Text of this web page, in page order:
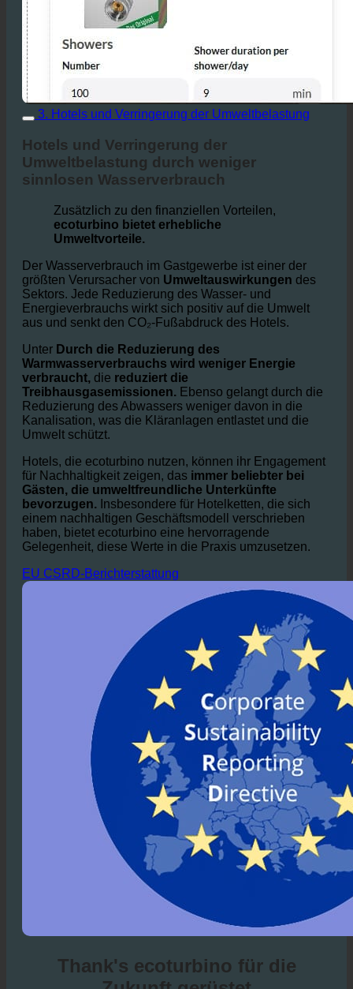
3. Hotels und Verringerung der Umweltbelastung
Hotels und Verringerung der
sinnlosen Wasserverbrauch
ecoturbino bietet erhebliche
Umweltvorteile.
Der Wasserverbrauch im Gastgewerbe ist einer der
größten Verursacher vonUmweltauswirkungen
Sektors. Jede Reduzierung des Wasser- und
Energieverbrauchs wirkt sich positiv auf die Umwelt
aus und senkt den CO₂-Fußabdruck des Hotels.
UnterDurch die Reduzierung des
Warmwasserverbrauchs wird weniger Energie
verbraucht,diereduziert die
Treibhausgasemissionen.
Ebenso gelangt durch die
Kanalisation, was die Kläranlagen entlastet und die
Umwelt schützt.
Hotels, die ecoturbino nutzen, können ihr Engagement
für Nachhaltigkeit zeigen, dasimmer beliebter bei
Gästen, die umweltfreundliche Unterkünfte
bevorzugen. Insbesondere für Hotelketten, die sich
einem nachhaltigen Geschäftsmodell verschrieben
haben, bietet ecoturbino eine hervorragende
Gelegenheit, diese Werte in die Praxis umzusetzen.
EU CSRD-Berichterstattung